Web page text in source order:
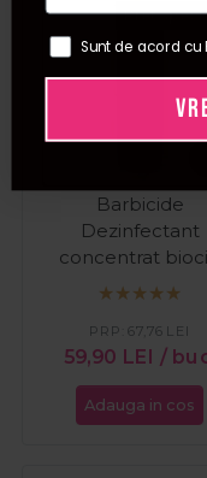
Pret
Barbicide
Dezinfectant
concentrat
pentru
59,90 LEI /
PRP:67,76 LEI
Adauga in cos
Sunt de acord